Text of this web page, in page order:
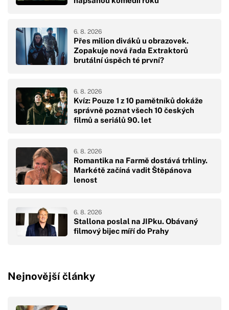
Přes milion diváků u obrazovek.
Zopakuje nová řada Extraktorů
brutální úspěch té první?
6. 8. 2026
Kvíz: Pouze 1 z 10 pamětníků dokáže
správně poznat všech 10 českých
filmů a seriálů 90. let
6. 8. 2026
Romantika na Farmě dostává trhliny.
Markétě začíná vadit Štěpánova
lenost
6. 8. 2026
Stallona poslal na JIPku. Obávaný
filmový bijec míří do Prahy
6. 8. 2026
Nejnovější články